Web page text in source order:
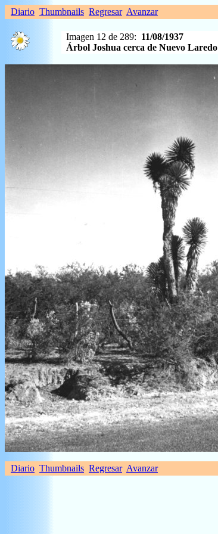
Diario Thumbnails Regresar Avanzar
Imagen 12 de 289: 11/08/1937
Árbol Joshua cerca de Nuevo Laredo
Diario Thumbnails Regresar Avanzar